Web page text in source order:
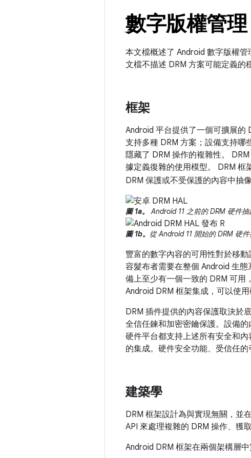
數字版權管理
本文檔概述了 Android 數字版權
文檔不描述 DRM 方案可能定義的
框架
Android 平台提供了一個可擴展的
支持多種 DRM 方案；設備支持哪
隱藏了 DRM 操作的複雜性。
據定義復雜的使用模型。 DRM 框
DRM 保護或不受保護的內容中抽
圖 1a。 Android 11 之前的 DRM 硬件抽
圖 1b。 從 Android 11 開始的 DRM 硬
豐富的數字內容的可用性對於移
容髮布者需要在整個 Android 生
備上至少有一個一致的 DRM 可用
Android DRM 框架集成，可以使
DRM 插件提供的內容保護取決於
全信任鍊和加密密鑰保護。設備
硬件平台都支持上述所有安全和
的集成。硬件安全功能、受信任
建築學
DRM 框架設計為與實現無關，並
API 來處理複雜的 DRM 操作、獲
Android DRM 框架在兩個架構層中